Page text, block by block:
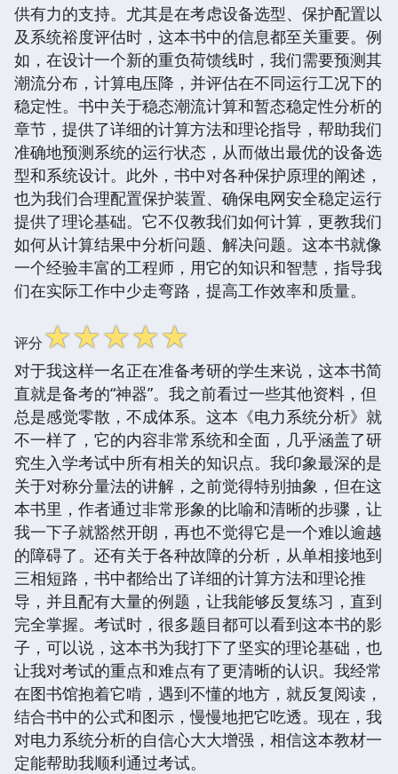
供有力的支持。尤其是在考虑设备选型、保护配置以
及系统裕度评估时，这本书中的信息都至关重要。例
如，在设计一个新的重负荷馈线时，我们需要预测其
潮流分布，计算电压降，并评估在不同运行工况下的
稳定性。书中关于稳态潮流计算和暂态稳定性分析的
章节，提供了详细的计算方法和理论指导，帮助我们
准确地预测系统的运行状态，从而做出最优的设备选
型和系统设计。此外，书中对各种保护原理的阐述，
也为我们合理配置保护装置、确保电网安全稳定运行
提供了理论基础。它不仅教我们如何计算，更教我们
如何从计算结果中分析问题、解决问题。这本书就像
一个经验丰富的工程师，用它的知识和智慧，指导我
们在实际工作中少走弯路，提高工作效率和质量。
评分☆☆☆☆☆
对于我这样一名正在准备考研的学生来说，这本书简
直就是备考的“神器”。我之前看过一些其他资料，但
总是感觉零散，不成体系。这本《电力系统分析》就
不一样了，它的内容非常系统和全面，几乎涵盖了研
究生入学考试中所有相关的知识点。我印象最深的是
关于对称分量法的讲解，之前觉得特别抽象，但在这
本书里，作者通过非常形象的比喻和清晰的步骤，让
我一下子就豁然开朗，再也不觉得它是一个难以逾越
的障碍了。还有关于各种故障的分析，从单相接地到
三相短路，书中都给出了详细的计算方法和理论推
导，并且配有大量的例题，让我能够反复练习，直到
完全掌握。考试时，很多题目都可以看到这本书的影
子，可以说，这本书为我打下了坚实的理论基础，也
让我对考试的重点和难点有了更清晰的认识。我经常
在图书馆抱着它啃，遇到不懂的地方，就反复阅读，
结合书中的公式和图示，慢慢地把它吃透。现在，我
对电力系统分析的自信心大大增强，相信这本教材一
定能帮助我顺利通过考试。